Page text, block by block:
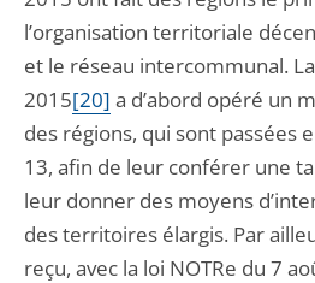
l’organisation territoriale
et le réseau intercommunal.
2015[20] a d’abord opéré un
des régions, qui sont passées
13, afin de leur conférer une
leur donner des moyens
des territoires élargis. Par
reçu, avec la loi NOTRe du 7